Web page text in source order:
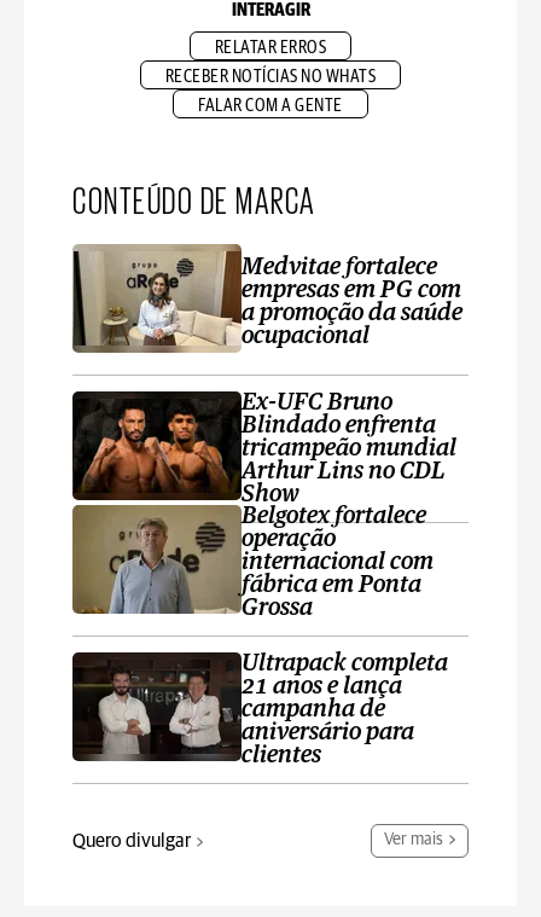
INTERAGIR
RELATAR ERROS
RECEBER NOTÍCIAS NO WHATS
FALAR COM A GENTE
CONTEÚDO DE MARCA
Medvitae fortalece
empresas em PG com
a promoção da saúde
ocupacional
Ex-UFC Bruno
Blindado enfrenta
tricampeão mundial
Arthur Lins no CDL
Show
Belgotex fortalece
operação
internacional com
fábrica em Ponta
Grossa
Ultrapack completa
21 anos e lança
campanha de
aniversário para
clientes
Quero divulgar Ver mais